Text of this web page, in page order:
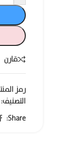
قارن
رمز
التصنيف:
Share: